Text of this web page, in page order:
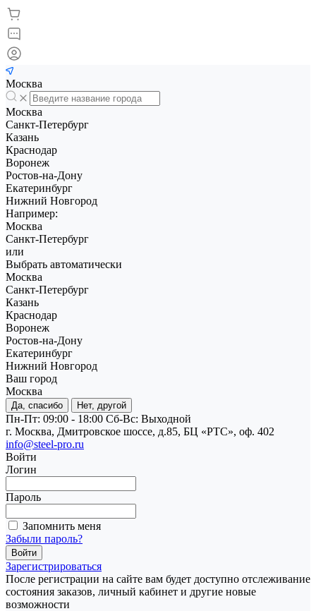
Москва
Москва
Санкт-Петербург
Казань
Краснодар
Воронеж
Ростов-на-Дону
Екатеринбург
Нижний Новгород
Например:
Москва
Санкт-Петербург
или
Выбрать автоматически
Москва
Санкт-Петербург
Казань
Краснодар
Воронеж
Ростов-на-Дону
Екатеринбург
Нижний Новгород
Ваш город
Москва
Да, спасибо Нет, другой
Пн-Пт: 09:00 - 18:00 Cб-Вс: Выходной
г. Москва, Дмитровское шоссе, д.85, БЦ «РТС», оф. 402
info@steel-pro.ru
Войти
Логин
Пароль
Запомнить меня
Забыли пароль?
Зарегистрироваться
После регистрации на сайте вам будет доступно отслеживание
состояния заказов, личный кабинет и другие новые
возможности